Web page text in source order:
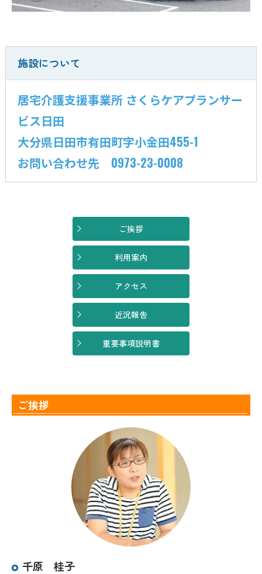
施設について
居宅介護支援事業所 さくらケアプランサー
ビス日田
大分県日田市有田町字小金田455-1
お問い合わせ先 0973-23-0008
ご挨拶
利用案内
アクセス
近況報告
重要事項説明書
ご挨拶
千原 桂子